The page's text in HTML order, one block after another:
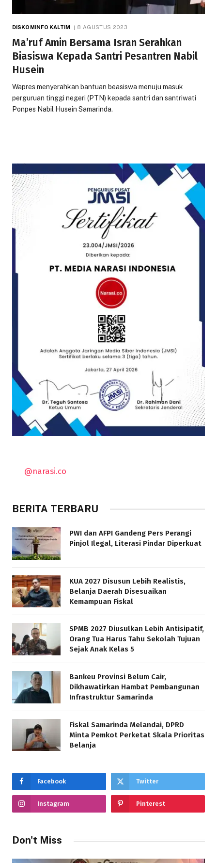
DISKOMINFO KALTIM 8 AGUSTUS 2023
Ma’ruf Amin Bersama Isran Serahkan
Biasiswa Kepada Santri Pesantren Nabil
Husein
Wapres menyerahkan bantuan beasiswa menuju masuk
perguruan tinggi negeri (PTN) kepada santri dan santriwati
Ponpes Nabil Husein Samarinda.
@narasi.co
BERITA TERBARU
PWI dan AFPI Gandeng Pers Perangi
Pinjol Ilegal, Literasi Pindar Diperkuat
KUA 2027 Disusun Lebih Realistis,
Belanja Daerah Disesuaikan
Kemampuan Fiskal
SPMB 2027 Diusulkan Lebih Antisipatif,
Orang Tua Harus Tahu Sekolah Tujuan
Sejak Anak Kelas 5
Bankeu Provinsi Belum Cair,
Dikhawatirkan Hambat Pembangunan
Infrastruktur Samarinda
Fiskal Samarinda Melandai, DPRD
Minta Pemkot Perketat Skala Prioritas
Belanja
Facebook Twitter
Instagram Pinterest
Don't Miss